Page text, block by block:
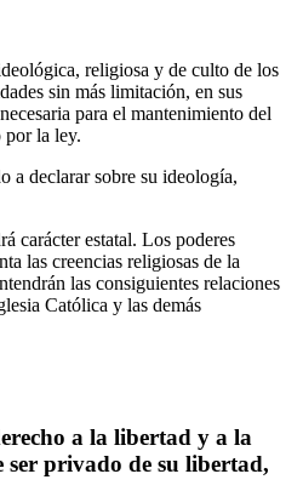
religiosa y de culto de los
sin más limitación, en sus
para el mantenimiento del
la ley.
a declarar sobre su ideología,
carácter estatal. Los poderes
las creencias religiosas de la
las consiguientes relaciones
Católica y las demás
a la libertad y a la
ser privado de su libertad,